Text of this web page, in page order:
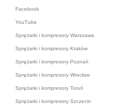
Facebook
YouTube
Sprężarki i kompresory Warszawa
Sprężarki i kompresory Kraków
Sprężarki i kompresory Poznań
Sprężarki i kompresory Wrocław
Sprężarki i kompresory Toruń
Sprężarki i kompresory Szczecin